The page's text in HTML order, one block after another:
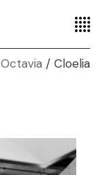
Octavia Cloelia